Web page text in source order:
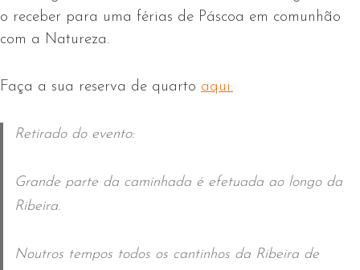
o receber para uma férias de Páscoa em comunhão
com a Natureza.
Faça a sua reserva de quarto aqui:
Retirado do evento:
Grande parte da caminhada é efetuada ao longo da
Ribeira.
Noutros tempos todos os cantinhos da Ribeira de